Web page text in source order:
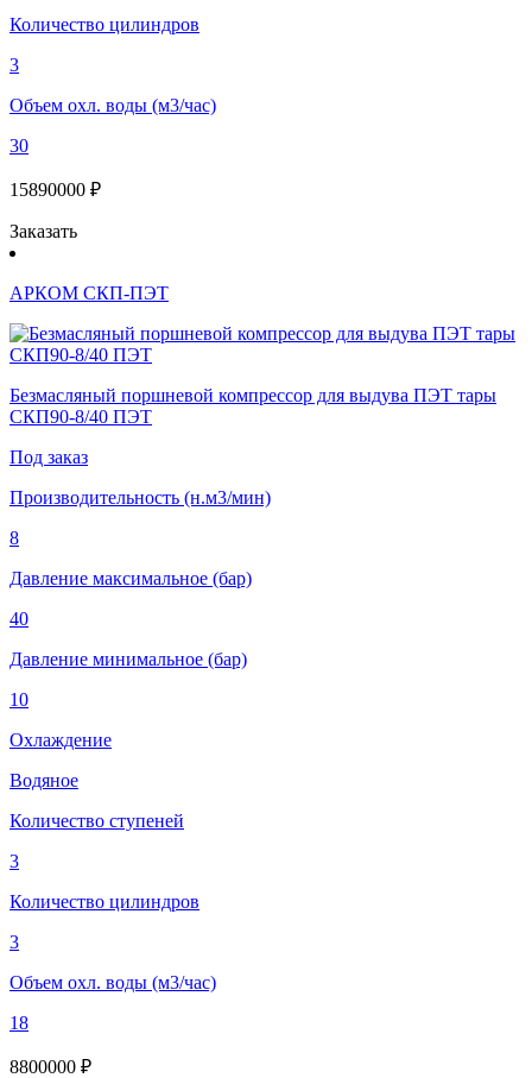
Количество цилиндров
3
Объем охл. воды (м3/час)
30
15890000 ₽
Заказать
АРКОМ СКП-ПЭТ
Безмасляный поршневой компрессор для выдува ПЭТ тары
СКП90-8/40 ПЭТ
Под заказ
Производительность (н.м3/мин)
8
Давление максимальное (бар)
40
Давление минимальное (бар)
10
Охлаждение
Водяное
Количество ступеней
3
Количество цилиндров
3
Объем охл. воды (м3/час)
18
8800000 ₽